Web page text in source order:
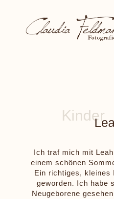
Ich traf mich mit
einem schönen
Ein richtiges, kleines
geworden. Ich habe
Neugeborene